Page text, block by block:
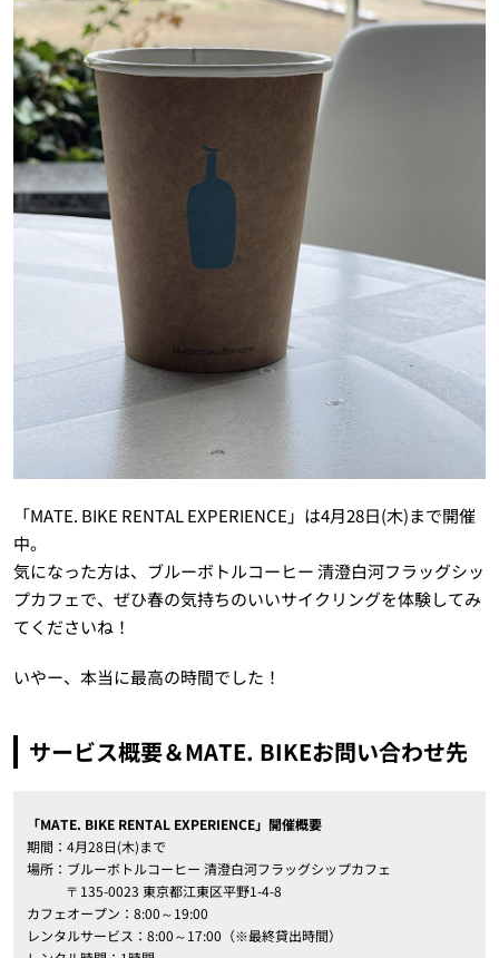
「MATE. BIKE RENTAL EXPERIENCE」は4月28日(木)まで開催
中。
気になった方は、ブルーボトルコーヒー 清澄白河フラッグシッ
プカフェで、ぜひ春の気持ちのいいサイクリングを体験してみ
てくださいね！
いやー、本当に最高の時間でした！
サービス概要＆MATE. BIKEお問い合わせ先
「MATE. BIKE RENTAL EXPERIENCE」開催概要
期間：4月28日(木)まで
場所：ブルーボトルコーヒー 清澄白河フラッグシップカフェ
〒135-0023 東京都江東区平野1-4-8
カフェオープン：8:00～19:00
レンタルサービス：8:00～17:00（※最終貸出時間）